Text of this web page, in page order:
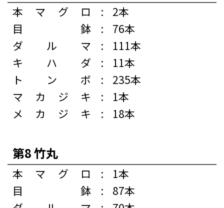
本マグロ :
2本
目鉢
:
76本
ダルマ
:
111本
キハダ
:
11本
トンボ
:
235本
マカジキ
:
1本
メカジキ
: 18本
第8 竹丸
本マグロ :
1本
目鉢
:
87本